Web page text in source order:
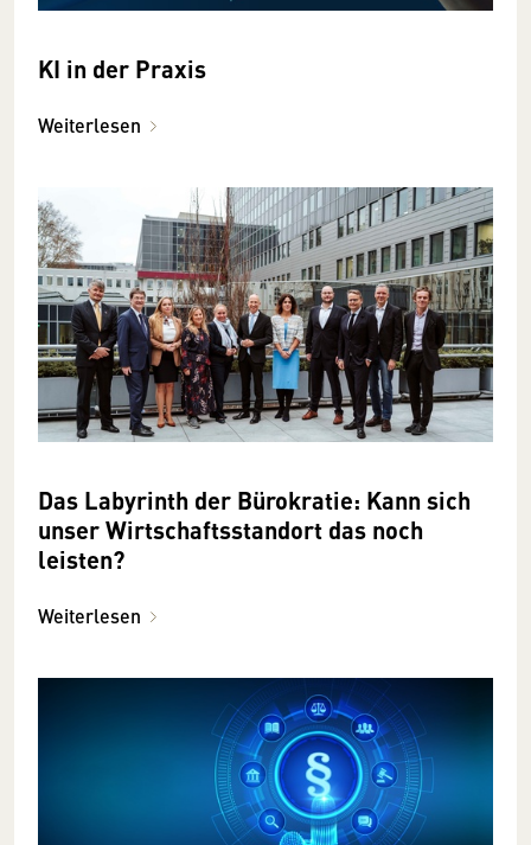
KI in der Praxis
Weiterlesen
Das Labyrinth der Bürokratie: Kann sich
unser Wirtschaftsstandort das noch
leisten?
Weiterlesen